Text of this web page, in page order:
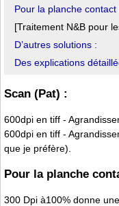
Pour la planche contact
[Traitement N&B pour
D’autres solutions :
Des explications
Scan (Pat) :
600dpi en tiff -
600dpi en tiff -
que je préfère).
Pour la planche
300 Dpi à100% donne